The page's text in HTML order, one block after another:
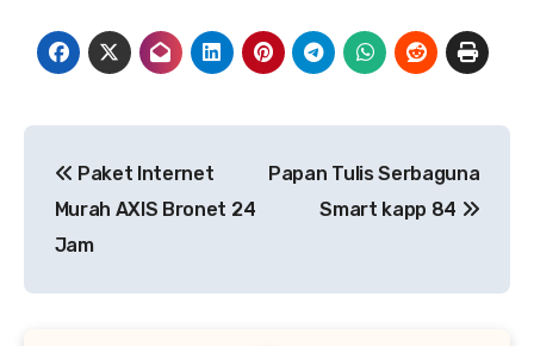
pos
Paket Internet
Murah AXIS Bronet 24
Jam
Papan Tulis Serbaguna
Smart kapp 84